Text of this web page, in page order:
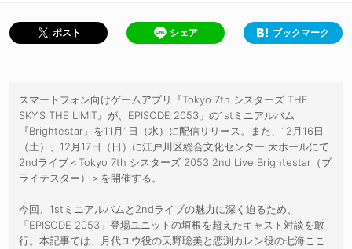
ポスト シェア ブックマーク
スマートフォン向けゲームアプリ『Tokyo 7th シスターズ THE
SKY’S THE LIMIT』が、EPISODE 2053」の1stミニアルバム
『Brightestar』を11月1日（水）に配信リリース。また、12月16日
（土）、12月17日（日）に江戸川区総合文化センター 大ホールにて
2ndライブ＜Tokyo 7th シスターズ 2053 2nd Live Brightestar（ブ
ライテスター）＞を開催する。
今回、1stミニアルバムと2ndライブの魅力に深く迫るため、
「EPISODE 2053」登場ユニットの垣根を超えたキャスト対談を敢
行。本記事では、月代ユウ役の天野聡美と恋渕カレン役の七海ここ